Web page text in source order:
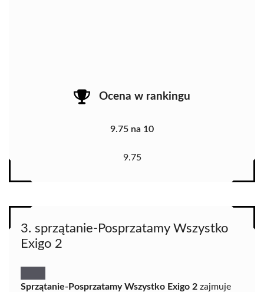
Ocena w rankingu
9.75 na 10
9.75
3. sprzątanie-Posprzatamy Wszystko
Exigo 2
Sprzątanie-Posprzatamy Wszystko Exigo 2 zajmuje